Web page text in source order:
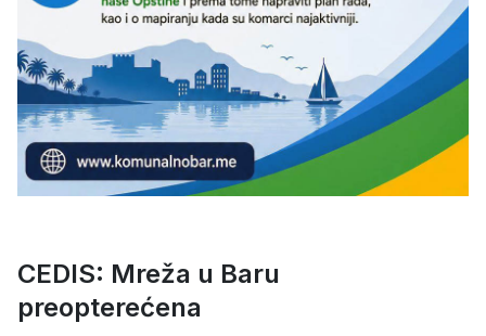
CEDIS: Mreža u Baru
preopterećena